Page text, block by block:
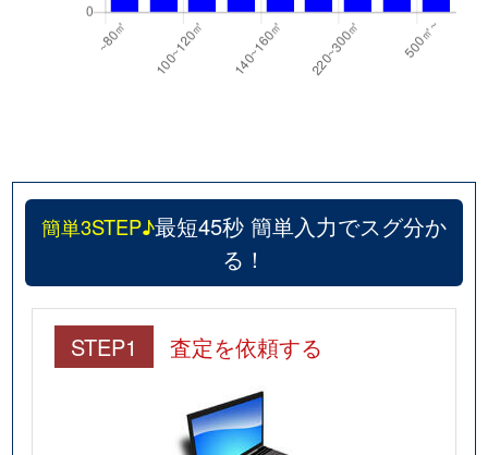
簡単3STEP♪最短45秒 簡単入力でスグ分か
る！
STEP1 査定を依頼する